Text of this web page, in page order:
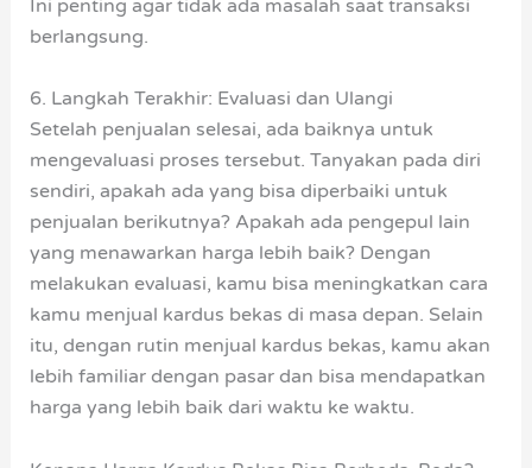
Ini penting agar tidak ada masalah saat transaksi
berlangsung.
6. Langkah Terakhir: Evaluasi dan Ulangi
Setelah penjualan selesai, ada baiknya untuk
mengevaluasi proses tersebut. Tanyakan pada diri
sendiri, apakah ada yang bisa diperbaiki untuk
penjualan berikutnya? Apakah ada pengepul lain
yang menawarkan harga lebih baik? Dengan
melakukan evaluasi, kamu bisa meningkatkan cara
kamu menjual kardus bekas di masa depan. Selain
itu, dengan rutin menjual kardus bekas, kamu akan
lebih familiar dengan pasar dan bisa mendapatkan
harga yang lebih baik dari waktu ke waktu.